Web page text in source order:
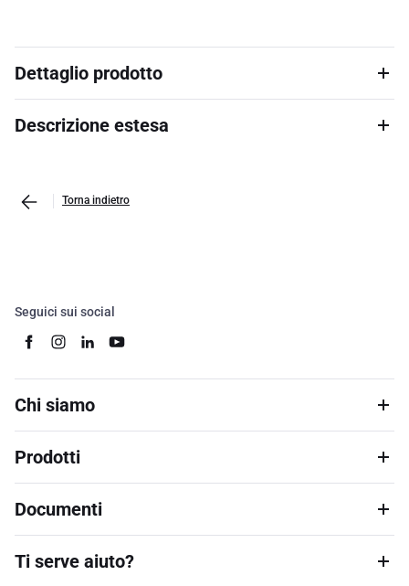
Dettaglio prodotto
Descrizione estesa
Torna indietro
Seguici sui social
Chi siamo
Prodotti
Documenti
Ti serve aiuto?